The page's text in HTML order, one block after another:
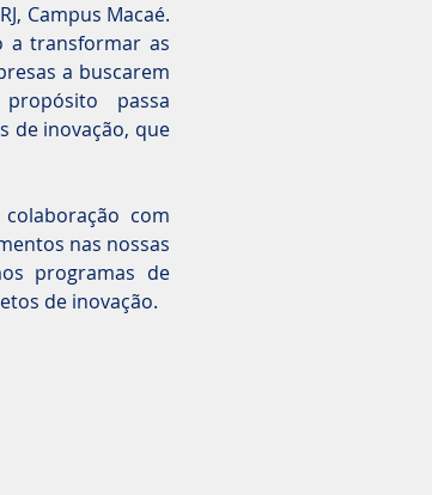
Campus Macaé.
a transformar as
a buscarem
passa
de inovação, que
com
nas nossas
programas de
de inovação.